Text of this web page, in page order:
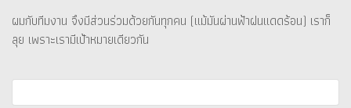
ผมกับทีมงาน จึงมีส่วนร่วมด้วยกันทุกคน (แม้มันผ่านฟ้าฝนแดดร้อน) เราก็
ลุย เพราะเรามีเป้าหมายเดียวกัน